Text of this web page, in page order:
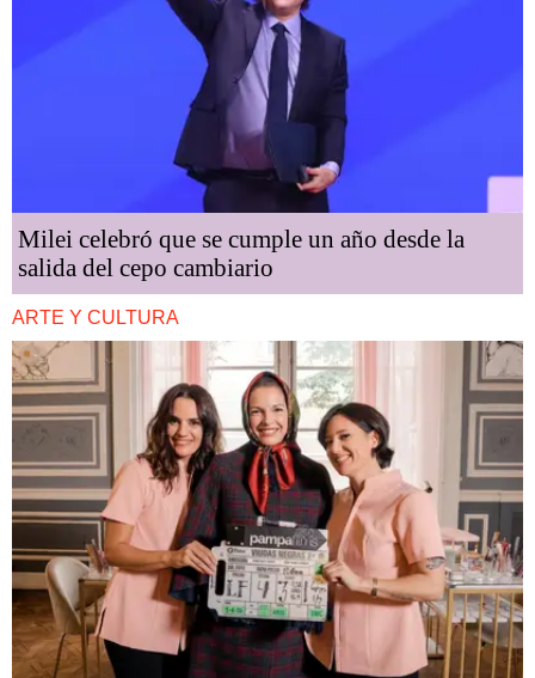
Milei celebró que se cumple un año desde la
salida del cepo cambiario
ARTE Y CULTURA